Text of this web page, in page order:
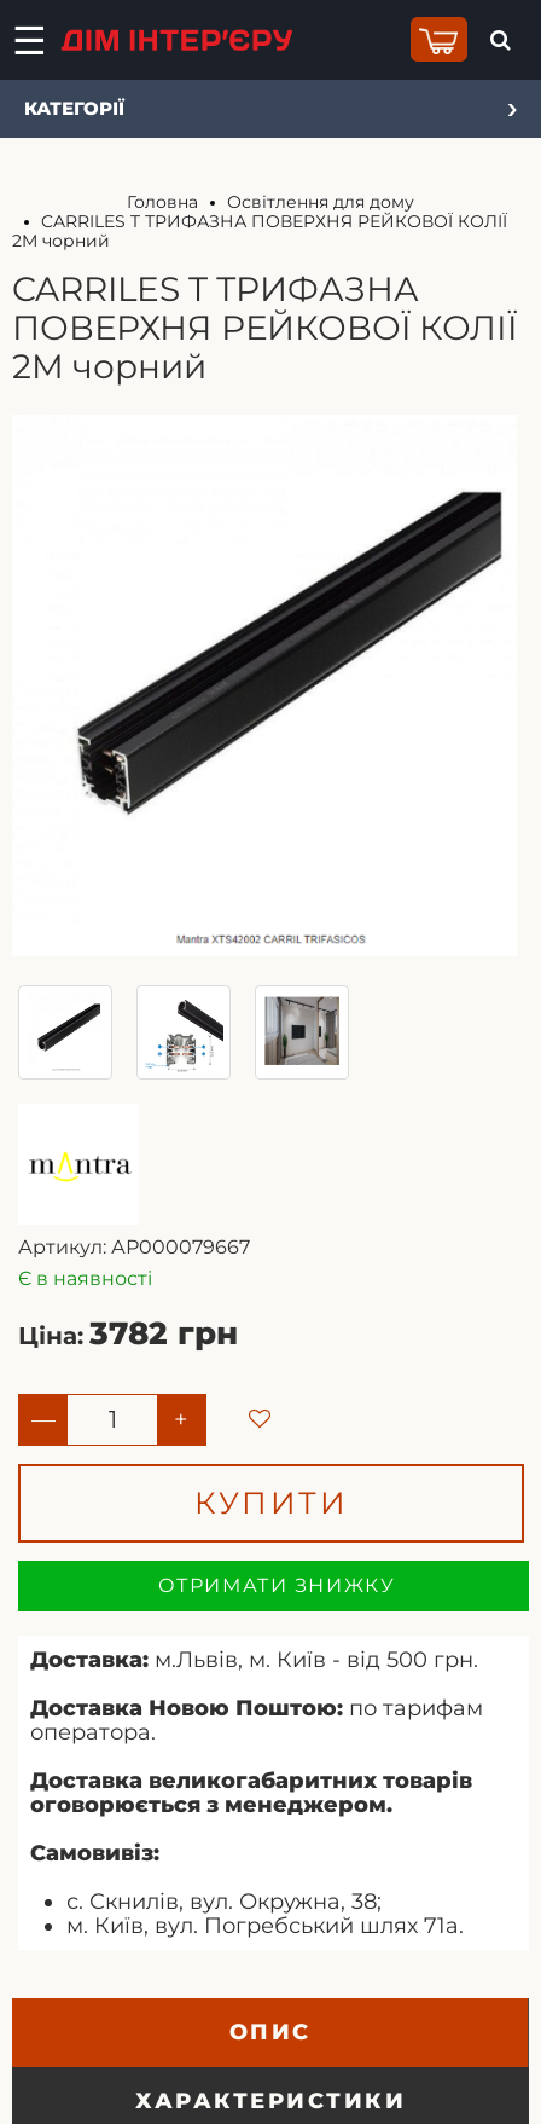
КАТЕГОРІЇ
Головна
Освітлення для дому
CARRILES T ТРИФАЗНА ПОВЕРХНЯ РЕЙКОВОЇ КОЛІЇ
2M чорний
CARRILES T ТРИФАЗНА
ПОВЕРХНЯ РЕЙКОВОЇ КОЛІЇ
2M чорний
Артикул: АР000079667
Є в наявності
Ціна: 3782 грн
— +
КУПИТИ
ОТРИМАТИ ЗНИЖКУ
Доставка: м.Львів, м. Київ - від 500 грн.
Доставка Новою Поштою: по тарифам
оператора.
Доставка великогабаритних товарів
оговорюється з менеджером.
Самовивіз:
с. Скнилів, вул. Окружна, 38;
м. Київ, вул. Погребський шлях 71а.
ОПИС
ХАРАКТЕРИСТИКИ